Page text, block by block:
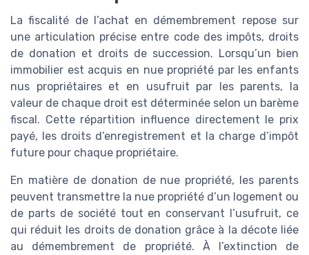
La fiscalité de l’achat en démembrement repose sur
une articulation précise entre code des impôts, droits
de donation et droits de succession. Lorsqu’un bien
immobilier est acquis en nue propriété par les enfants
nus propriétaires et en usufruit par les parents, la
valeur de chaque droit est déterminée selon un barème
fiscal. Cette répartition influence directement le prix
payé, les droits d’enregistrement et la charge d’impôt
future pour chaque propriétaire.
En matière de donation de nue propriété, les parents
peuvent transmettre la nue propriété d’un logement ou
de parts de société tout en conservant l’usufruit, ce
qui réduit les droits de donation grâce à la décote liée
au démembrement de propriété. À l’extinction de